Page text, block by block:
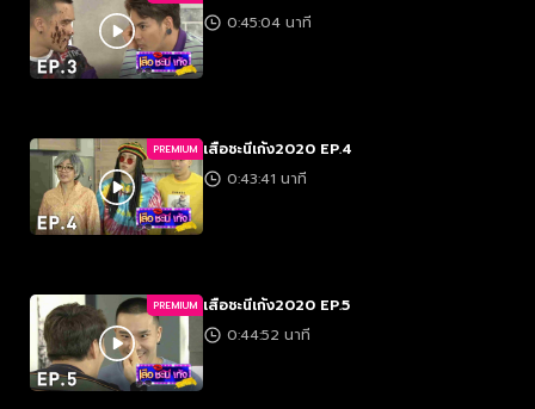
0:45:04 นาที
PREMIUM เสือชะนีเก้ง2020 EP.4
0:43:41 นาที
PREMIUM เสือชะนีเก้ง2020 EP.5
0:44:52 นาที